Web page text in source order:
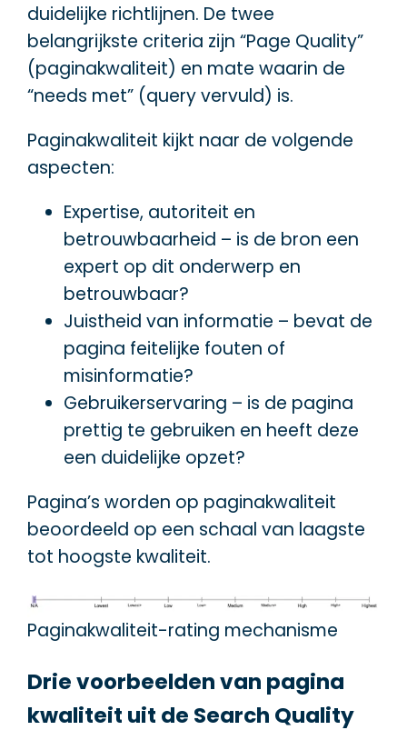
duidelijke richtlijnen. De twee
belangrijkste criteria zijn “Page Quality”
(paginakwaliteit) en mate waarin de
“needs met” (query vervuld) is.
Paginakwaliteit kijkt naar de volgende
aspecten:
Expertise, autoriteit en
betrouwbaarheid – is de bron een
expert op dit onderwerp en
betrouwbaar?
Juistheid van informatie – bevat de
pagina feitelijke fouten of
misinformatie?
Gebruikerservaring – is de pagina
prettig te gebruiken en heeft deze
een duidelijke opzet?
Pagina’s worden op paginakwaliteit
beoordeeld op een schaal van laagste
tot hoogste kwaliteit.
Paginakwaliteit-rating mechanisme
Drie voorbeelden van pagina
kwaliteit uit de Search Quality